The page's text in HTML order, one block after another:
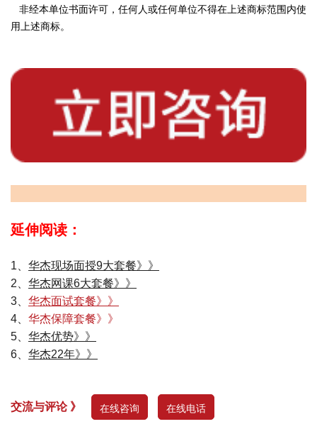
非经本单位书面许可，任何人或任何单位不得在上述商标范围内使
用上述商标。
延伸阅读：
1、 华杰现场面授9大套餐》》
2、 华杰网课6大套餐》》
3、 华杰面试套餐》》
4、 华杰保障套餐》》
5、 华杰优势》》
6、 华杰22年》》
交流与评论 》 在线咨询 在线电话